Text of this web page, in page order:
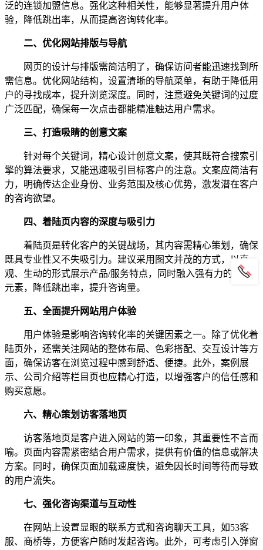
泛的连锁加盟信息。强化这种相关性，能够显著提升用户体
验，降低跳出率，从而提高咨询转化率。
二、优化网站排版与导航
网页的设计与排版需简洁明了，确保访问者能迅速找到所
需信息。优化网站结构，设置清晰的导航菜单，有助于降低用
户的寻找成本，提升浏览深度。同时，注意避免关键词的过度
广泛匹配，确保每一次点击都能精准触达用户需求。
三、打造吸睛的创意文案
针对每个关键词，精心设计创意文案，使其既符合搜索引
擎的算法要求，又能迅速吸引目标客户的注意。文案应简洁有
力，明确传达企业身份、业务范围及核心优势，激发潜在客户
的咨询欲望。
四、着陆页内容的深度与吸引力
着陆页是转化客户的关键战场，其内容需精心策划，确保
既具专业性又不失吸引力。建议采用图文并茂的方式，以直
观、生动的形式展示产品/服务特点，同时融入强有力的营销
元素，降低跳出率，提升咨询量。
五、全面提升网站用户体验
用户体验是影响咨询转化率的关键因素之一。除了优化着
陆页外，还需关注网站的整体布局、色彩搭配、交互设计等方
面，确保访客在浏览过程中感到舒适、便捷。此外，案例展
示、公司介绍等栏目页也应精心打造，以增强客户的信任感和
购买意愿。
六、精心策划访客落地页
访客落地页是客户进入网站的第一印象，其重要性不言而
喻。页面内容需紧密结合用户需求，提供有价值的信息或解决
方案。同时，确保页面加载速度快，避免因长时间等待而导致
的用户流失。
七、强化咨询渠道与互动性
在网站上设置显眼的联系方式和咨询聊天工具，如53客
服、商桥等，方便客户随时发起咨询。此外，可考虑引入弹窗